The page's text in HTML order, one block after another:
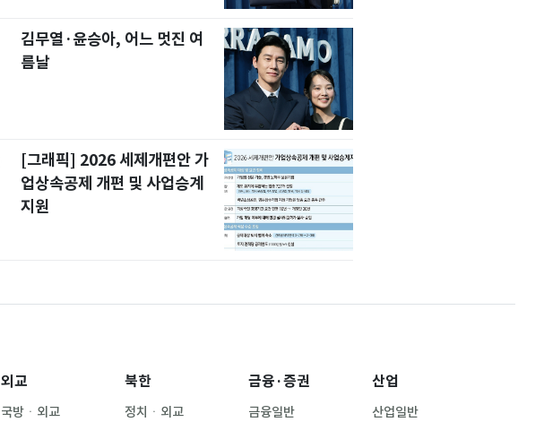
김무열·윤승아, 어느 멋진 여
름날
[그래픽] 2026 세제개편안 가
업상속공제 개편 및 사업승계
지원
외교
국방ㆍ외교
북한
정치ㆍ외교
금융·증권
금융일반
산업
산업일반